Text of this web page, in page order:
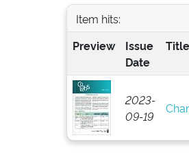
Item hits:
Preview
Issue
Date
Title
2023-
09-19